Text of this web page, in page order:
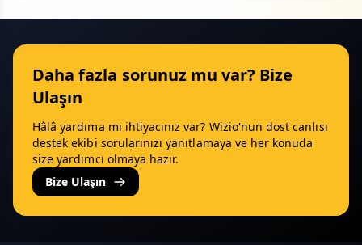
Daha fazla sorunuz mu var? Bize
Ulaşın
Hâlâ yardıma mı ihtiyacınız var? Wizio'nun dost canlısı
destek ekibi sorularınızı yanıtlamaya ve her konuda
size yardımcı olmaya hazır.
Bize Ulaşın